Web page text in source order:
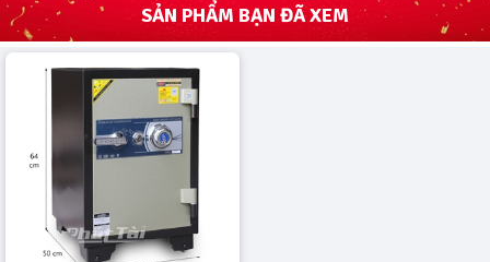
SẢN PHẨM BẠN ĐÃ XEM